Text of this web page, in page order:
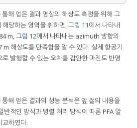
해 얻은 결과 영상의 해상도 측정을 위해 그
해당하는 영역을 취하면,그림 11에서 나타내
m,그림 12에서 나타내는 azimuth 방향의
해상도를 만족함을 알 수 있다. 실제 항공기
발행할 수 있는 오차를 감안한 마진도 반영
해 얻은 결과의 성능 분석은 앞 절의 내용을
반적인 방식과 병렬 처리 방식에 따른 PFA 알
교하였다.